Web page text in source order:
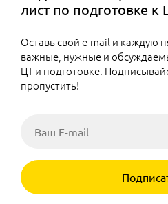
лист по подготовке к
Оставь свой e-mail и каждую
важные, нужные и
ЦТ и подготовке.
пропустить!